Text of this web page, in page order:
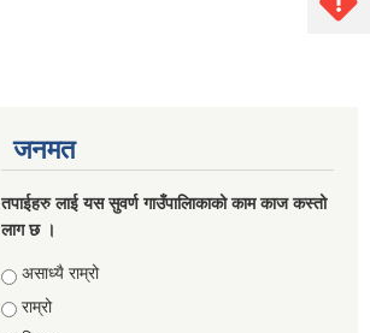
जनमत
तपाईहरु लाई यस सुवर्ण गाउँपालिाकाको काम काज कस्तो
लाग छ ।
Choices
असाध्यै राम्रो
राम्रो